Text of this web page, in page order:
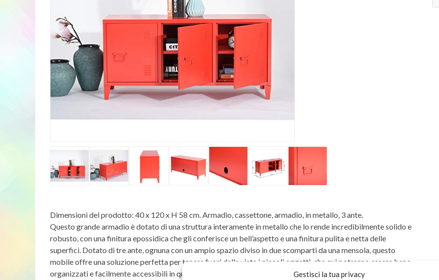
Gestisci la tua privacy
Dimensioni del prodotto: 40 x 120 x H 58 cm. Armadio, cassettone, armadio, in metallo, 3 ante.
Questo grande armadio è dotato di una struttura interamente in metallo che lo rende incredibilmente solido e
robusto, con una finitura epossidica che gli conferisce un bell’aspetto e una finitura pulita e netta delle
superfici. Dotato di tre ante, ognuna con un ampio spazio diviso in due scomparti da una mensola, questo
mobile offre una soluzione perfetta per tenere fuori dalla vista i piccoli oggetti, che qui potranno essere bene
organizzati e facilmente accessibili in qualsiasi momento.